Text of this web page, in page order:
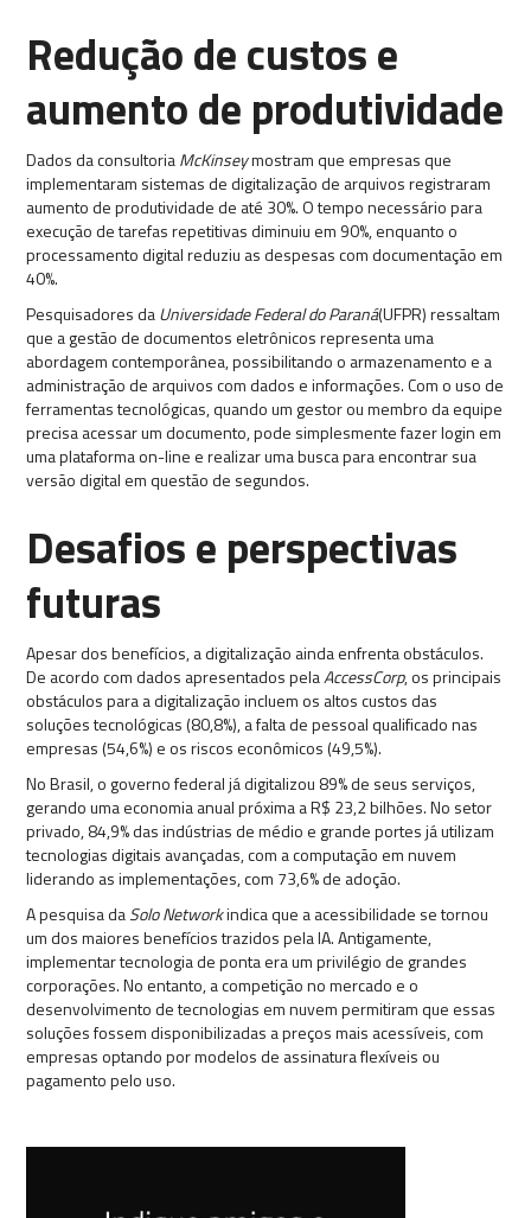
Redução de custos e
aumento de produtividade
Dados da consultoriaMcKinseymostram que empresas que
implementaram sistemas de digitalização de arquivos registraram
aumento de produtividade de até 30%. O tempo necessário para
execução de tarefas repetitivas diminuiu em 90%, enquanto o
processamento digital reduziu as despesas com documentação em
40%.
Pesquisadores daUniversidade Federal do Paraná(UFPR) ressaltam
que a gestão de documentos eletrônicos representa uma
abordagem contemporânea, possibilitando o armazenamento e a
administração de arquivos com dados e informações. Com o uso de
ferramentas tecnológicas, quando um gestor ou membro da equipe
precisa acessar um documento, pode simplesmente fazer login em
uma plataforma on-line e realizar uma busca para encontrar sua
versão digital em questão de segundos.
Desafios e perspectivas
futuras
Apesar dos benefícios, a digitalização ainda enfrenta obstáculos.
De acordo com dados apresentados pelaAccessCorp, os principais
obstáculos para a digitalização incluem os altos custos das
soluções tecnológicas (80,8%), a falta de pessoal qualificado nas
empresas (54,6%) e os riscos econômicos (49,5%).
No Brasil, o governo federal já digitalizou 89% de seus serviços,
gerando uma economia anual próxima a R$ 23,2 bilhões. No setor
privado, 84,9% das indústrias de médio e grande portes já utilizam
tecnologias digitais avançadas, com a computação em nuvem
liderando as implementações, com 73,6% de adoção.
A pesquisa daSolo Networkindica que a acessibilidade se tornou
um dos maiores benefícios trazidos pela IA. Antigamente,
implementar tecnologia de ponta era um privilégio de grandes
corporações. No entanto, a competição no mercado e o
desenvolvimento de tecnologias em nuvem permitiram que essas
soluções fossem disponibilizadas a preços mais acessíveis, com
empresas optando por modelos de assinatura flexíveis ou
pagamento pelo uso.